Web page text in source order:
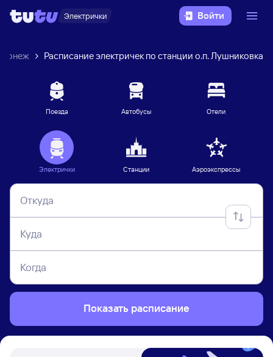
Электрички Войти
Расписание электричек по станции о.п. Лушниковка
Поезда Автобусы Отели
Электрички Станции Аэроэкспрессы
Откуда
Куда
Когда
Показать расписание